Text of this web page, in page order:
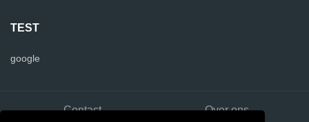
TEST
google
Contact Over ons